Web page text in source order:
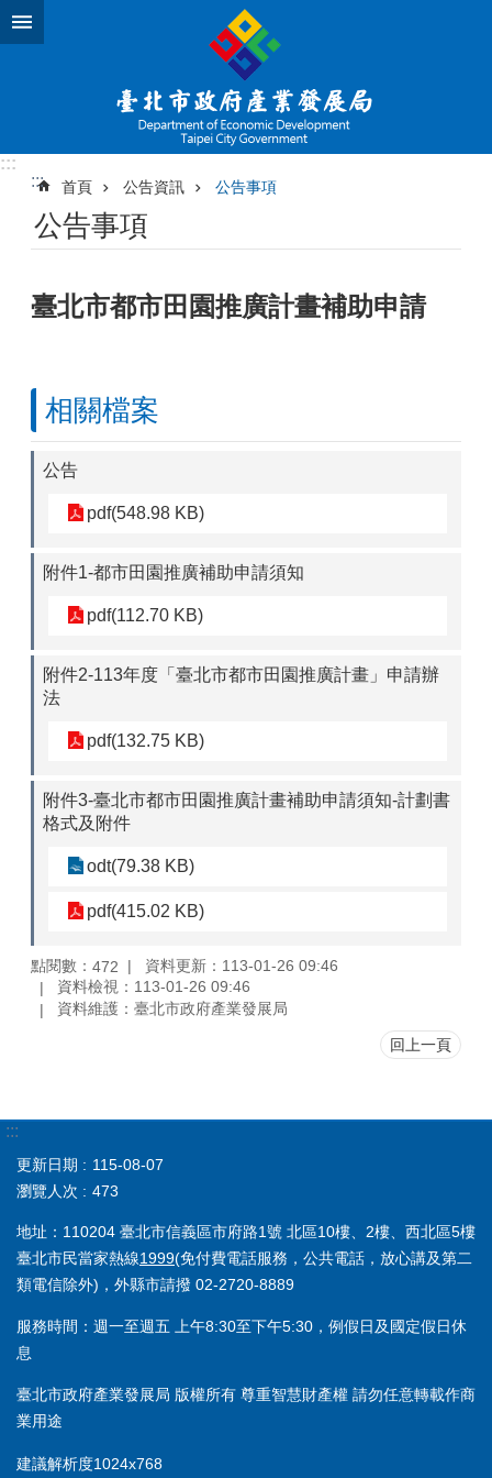
跳到主要內容區塊
:::
:::
首頁 公告資訊 公告事項
公告事項
臺北市都市田園推廣計畫補助申請
相關檔案
公告
pdf(548.98 KB)
附件1-都市田園推廣補助申請須知
pdf(112.70 KB)
附件2-113年度「臺北市都市田園推廣計畫」申請辦
法
pdf(132.75 KB)
附件3-臺北市都市田園推廣計畫補助申請須知-計劃書
格式及附件
odt(79.38 KB)
pdf(415.02 KB)
點閱數： 472
資料更新：113-01-26 09:46
資料檢視：113-01-26 09:46
資料維護：臺北市政府產業發展局
回上一頁
:::
更新日期
115-08-07
瀏覽人次
473
地址：110204 臺北市信義區市府路1號 北區10樓、2樓、西北區5樓
臺北市民當家熱線1999(免付費電話服務，公共電話，放心講及第二
類電信除外)，外縣市請撥 02-2720-8889
服務時間：週一至週五 上午8:30至下午5:30，例假日及國定假日休
息
臺北市政府產業發展局 版權所有 尊重智慧財產權 請勿任意轉載作商
業用途
建議解析度1024x768